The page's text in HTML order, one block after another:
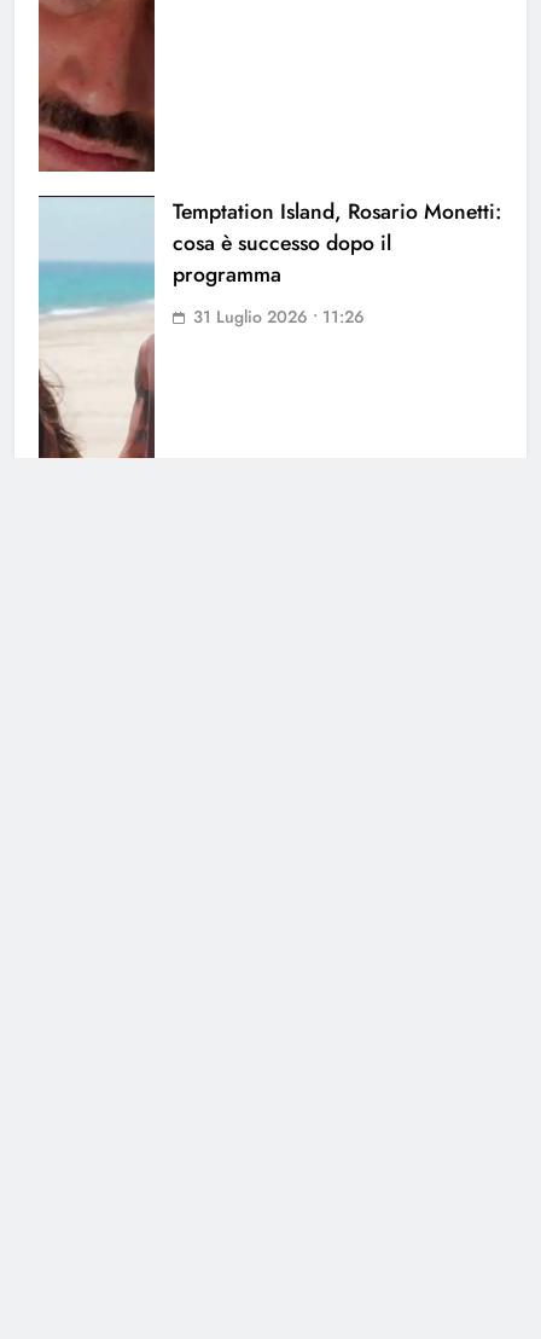
Temptation Island, Rosario Monetti:
cosa è successo dopo il
programma
31 Luglio 2026 • 11:26